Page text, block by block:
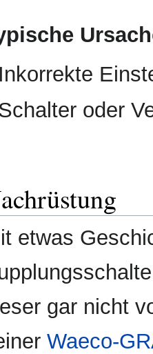
Inkorrekte
oder
etwas
gar nicht
Waeco-